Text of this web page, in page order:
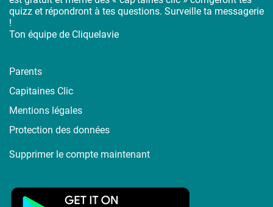
quizz et répondront à tes questions. Surveille ta messagerie
!
Ton équipe de Cliquelavie
Parents
Capitaines Clic
Mentions légales
Protection des données
Supprimer le compte maintenant